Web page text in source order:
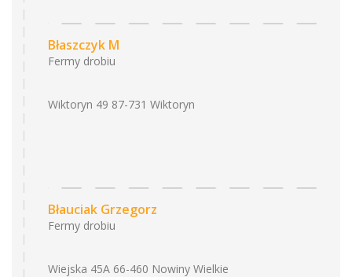
Błaszczyk M
Fermy drobiu
Wiktoryn 49 87-731 Wiktoryn
Błauciak Grzegorz
Fermy drobiu
Wiejska 45A 66-460 Nowiny Wielkie